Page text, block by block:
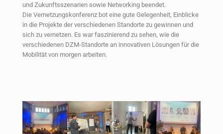
und Zukunftsszenarien sowie Networking beendet.
Die Vernetzungskonferenz bot eine gute Gelegenheit, Einblicke
in die Projekte der verschiedenen Standorte zu gewinnen und
sich zu vernetzen. Es war faszinierend zu sehen, wie die
verschiedenen DZM-Standorte an innovativen Lösungen für die
Mobilität von morgen arbeiten.